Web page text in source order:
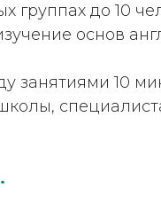
до 10
основ
занятиями 10